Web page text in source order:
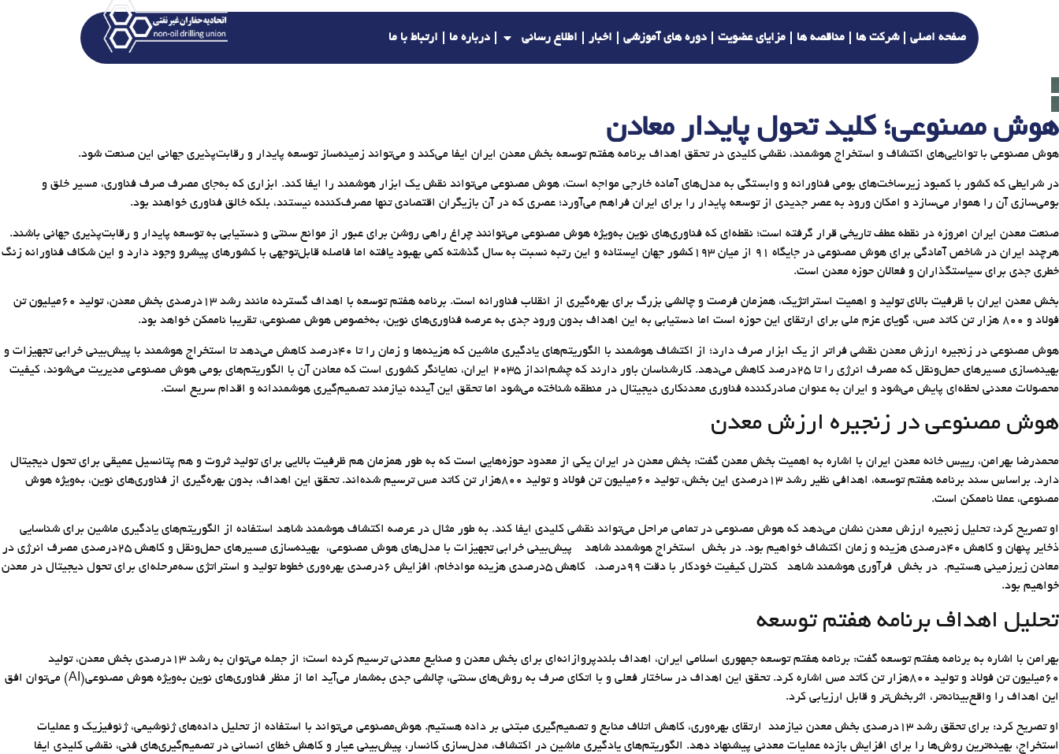
صفحه اصلی شرکت ها مناقصه ها مزایای عضویت دوره های آموزشی اخبار اطلاع رسانی درباره ما ارتباط با ما
هوش مصنوعی؛ کلید تحول پایدار معادن
هوش مصنوعی با توانایی‌های اکتشاف و استخراج هوشمند، نقشی کلیدی در تحقق اهداف برنامه هفتم توسعه بخش معدن ایران ایفا می‌کند و می‌تواند زمینه‌ساز توسعه پایدار و رقابت‌پذیری جهانی این صنعت شود.
در شرایطی که کشور با کمبود زیرساخت‌های بومی فناورانه و وابستگی به مدل‌های آماده خارجی مواجه است، هوش مصنوعی می‌تواند نقش یک ابزار هوشمند را ایفا کند. ابزاری که به‌جای مصرف صرف فناوری، مسیر خلق و
بومی‌سازی آن را هموار می‌سازد و امکان ورود به عصر جدیدی از توسعه پایدار را برای ایران فراهم می‌آورد؛ عصری که در آن بازیگران اقتصادی تنها مصرف‌کننده نیستند، بلکه خالق فناوری خواهند بود.
صنعت معدن ایران امروزه در نقطه‌ عطف تاریخی قرار گرفته است؛ نقطه‌ای که فناوری‌های نوین به‌ویژه هوش مصنوعی می‌توانند چراغ راهی روشن برای عبور از موانع سنتی و دستیابی به توسعه پایدار و رقابت‌پذیری جهانی باشند.
هرچند ایران در شاخص آمادگی برای هوش مصنوعی در جایگاه ۹۱ از میان ۱۹۳کشور جهان ایستاده و این رتبه نسبت به سال گذشته کمی بهبود یافته اما فاصله قابل‌توجهی با کشورهای پیشرو وجود دارد و این شکاف فناورانه زنگ
خطری جدی برای سیاستگذاران و فعالان حوزه معدن است.
بخش معدن ایران با ظرفیت بالای تولید و اهمیت استراتژیک، همزمان فرصت و چالشی بزرگ برای بهره‌گیری از انقلاب فناورانه است. برنامه هفتم توسعه با اهداف گسترده مانند رشد ۱۳‌درصدی بخش معدن، تولید ۶۰‌میلیون تن
فولاد و ۸۰۰ هزار تن کاتد مس، گویای عزم ملی برای ارتقای این حوزه است اما دستیابی به این اهداف بدون ورود جدی به عرصه فناوری‌های نوین، به‌خصوص هوش مصنوعی، تقریبا ناممکن خواهد بود.
هوش مصنوعی در زنجیره ارزش معدن نقشی فراتر از یک ابزار صرف دارد؛ از اکتشاف هوشمند با الگوریتم‌های یادگیری ماشین که هزینه‌ها و زمان را تا ۴۰‌درصد کاهش می‌دهد تا استخراج هوشمند با پیش‌بینی خرابی تجهیزات و
بهینه‌سازی مسیرهای حمل‌ونقل که مصرف انرژی را تا ۲۵‌درصد کاهش می‌دهد. کارشناسان باور دارند که چشم‌انداز ۲۰۳۵ ایران، نمایانگر کشوری است که معادن آن با الگوریتم‌های بومی هوش مصنوعی مدیریت می‌شوند، کیفیت
محصولات معدنی لحظه‌ای پایش می‌شود و ایران به عنوان صادرکننده فناوری معدنکاری دیجیتال در منطقه شناخته می‌شود اما تحقق این آینده نیازمند تصمیم‌گیری هوشمندانه و اقدام سریع است.
هوش مصنوعی در زنجیره ارزش معدن
محمدرضا بهرامن، رییس خانه معدن ایران با اشاره به اهمیت بخش معدن گفت: بخش معدن در ایران یکی از معدود حوزه‌هایی است که به‌ طور همزمان هم ظرفیت بالایی برای تولید ثروت و هم پتانسیل عمیقی برای تحول دیجیتال
دارد. براساس سند برنامه هفتم توسعه، اهدافی نظیر رشد ۱۳‌درصدی این بخش، تولید ۶۰‌میلیون تن فولاد و تولید ۸۰۰هزار تن کاتد مس ترسیم شده‌اند. تحقق این اهداف، بدون بهره‌گیری از فناوری‌های نوین، به‌ویژه هوش
مصنوعی، عملا ناممکن است.
او تصریح کرد: تحلیل زنجیره ارزش معدن نشان می‌دهد که هوش مصنوعی در تمامی مراحل می‌تواند نقشی کلیدی ایفا کند. به طور مثال در عرصه اکتشاف هوشمند شاهد استفاده از الگوریتم‌های یادگیری ماشین برای شناسایی
ذخایر پنهان و کاهش ۴۰‌درصدی هزینه و زمان اکتشاف خواهیم بود. در بخش استخراج هوشمند شاهد پیش‌بینی خرابی تجهیزات با مدل‌های هوش مصنوعی، بهینه‌سازی مسیرهای حمل‌ونقل و کاهش ۲۵‌درصدی مصرف انرژی در
معادن زیرزمینی هستیم. در بخش فرآوری هوشمند شاهد کنترل کیفیت خودکار با دقت ۹۹‌درصد، کاهش ۵‌درصدی هزینه موادخام، افزایش ۶‌درصدی بهره‌وری خطوط تولید و استراتژی سه‌مرحله‌ای برای تحول دیجیتال در معدن
خواهیم بود.
تحلیل اهداف برنامه هفتم توسعه
بهرامن با اشاره به برنامه هفتم توسعه گفت: برنامه هفتم توسعه جمهوری اسلامی ایران، اهداف بلندپروازانه‌ای برای بخش معدن و صنایع معدنی ترسیم کرده است؛ از جمله می‌توان به رشد ۱۳‌درصدی بخش معدن، تولید
۶۰‌میلیون تن فولاد و تولید ۸۰۰‌هزار تن کاتد مس اشاره کرد. تحقق این اهداف در ساختار فعلی و با اتکای صرف به روش‌های سنتی، چالشی جدی به‌شمار می‌آید اما از منظر فناوری‌های نوین به‌‌ویژه هوش مصنوعی(AI) می‌توان افق
این اهداف را واقع‌بینانه‌تر، اثربخش‌تر و قابل ارزیابی کرد.
او تصریح کرد: برای تحقق رشد ۱۳‌درصدی بخش معدن نیازمند ارتقای بهره‌وری، کاهش اتلاف منابع و تصمیم‌گیری مبتنی بر داده هستیم. هوش‌مصنوعی می‌تواند با استفاده از تحلیل داده‌های ژئوشیمی، ژئوفیزیک و عملیات
استخراج، بهینه‌ترین روش‌ها را برای افزایش بازده عملیات معدنی پیشنهاد دهد. الگوریتم‌های یادگیری ماشین در اکتشاف، مدل‌سازی کانسار، پیش‌بینی عیار و کاهش خطای انسانی در تصمیم‌گیری‌های فنی، نقشی کلیدی ایفا